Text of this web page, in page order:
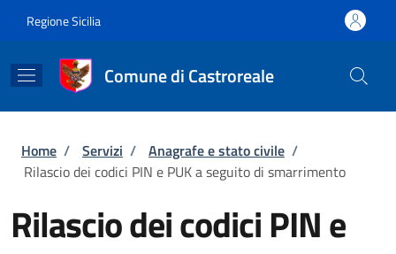
Regione Sicilia
Comune di Castroreale
Briciole di pane
Home / Servizi / Anagrafe e stato civile /
Rilascio dei codici PIN e PUK a seguito di smarrimento
Rilascio dei codici PIN e